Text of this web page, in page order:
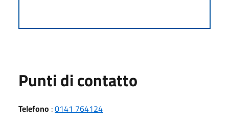
Punti di contatto
Telefono :0141 764124